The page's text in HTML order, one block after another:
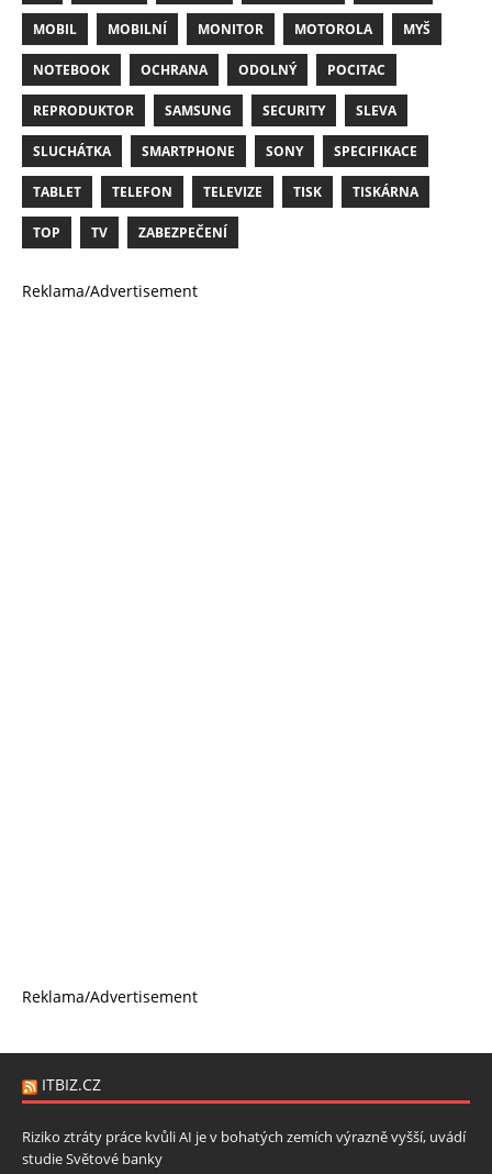
MOBIL MOBILNÍ MONITOR MOTOROLA MYŠ
NOTEBOOK OCHRANA ODOLNÝ POCITAC
REPRODUKTOR SAMSUNG SECURITY SLEVA
SLUCHÁTKA SMARTPHONE SONY SPECIFIKACE
TABLET TELEFON TELEVIZE TISK TISKÁRNA
TOP TV ZABEZPEČENÍ
Reklama/Advertisement
Reklama/Advertisement
ITBIZ.CZ
Riziko ztráty práce kvůli AI je v bohatých zemích výrazně vyšší, uvádí
studie Světové banky